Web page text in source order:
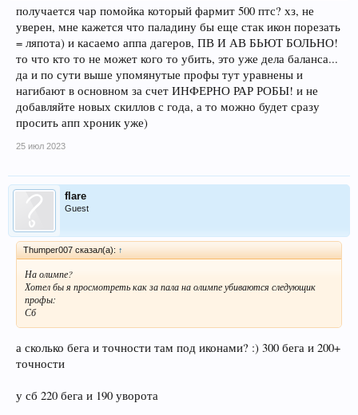
получается чар помойка который фармит 500 птс? хз, не
уверен, мне кажется что паладину бы еще стак икон порезать
= ляпота) и касаемо аппа дагеров, ПВ И АВ БЬЮТ БОЛЬНО!
то что кто то не может кого то убить, это уже дела баланса...
да и по сути выше упомянутые профы тут уравнены и
нагибают в основном за счет ИНФЕРНО РАР РОБЫ! и не
добавляйте новых скиллов с года, а то можно будет сразу
просить апп хроник уже)
25 июл 2023
flare
Guest
Thumper007 сказал(а): ↑
На олимпе?
Хотел бы я просмотреть как за пала на олимпе убиваются следующик
профы:
Сб
а сколько бега и точности там под иконами? :) 300 бега и 200+
точности
у сб 220 бега и 190 уворота